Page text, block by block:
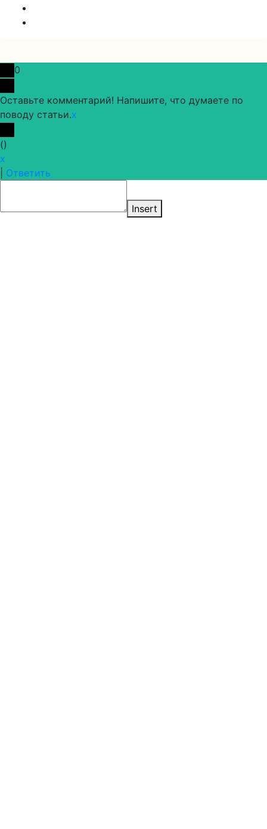
0
Оставьте комментарий! Напишите, что думаете по
поводу статьи.x
()
x
Ответить
Insert